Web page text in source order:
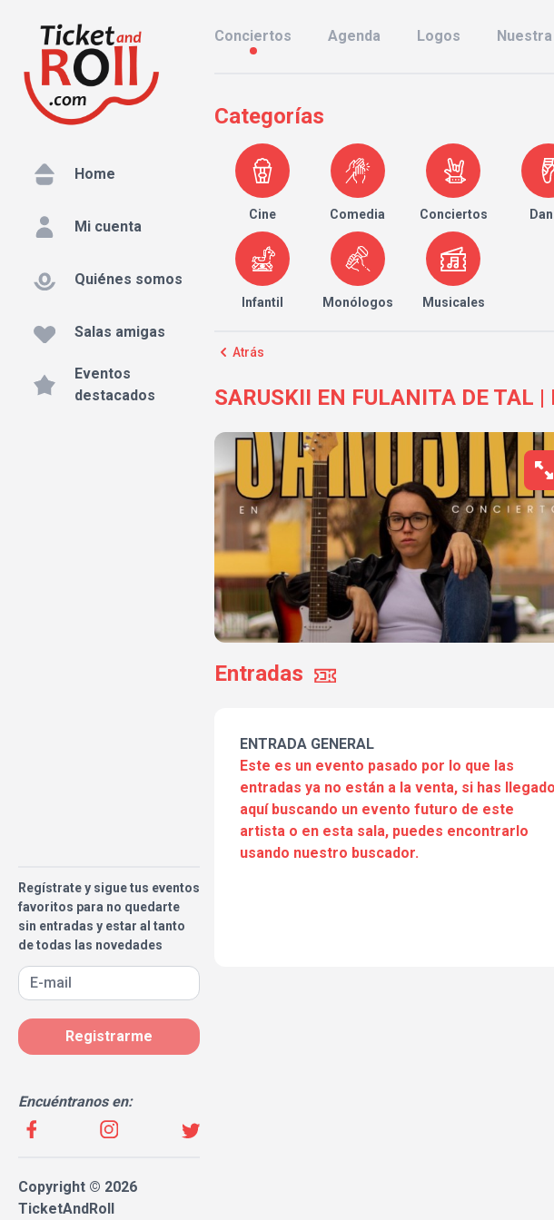
Home
Mi cuenta
Quiénes somos
Salas amigas
Eventos
destacados
Regístrate y sigue tus eventos
favoritos para no quedarte
sin entradas y estar al tanto
de todas las novedades
Registrarme
Encuéntranos en:
Copyright © 2026
TicketAndRoll
Conciertos Agenda Logos Nuestra
Categorías
Cine Comedia Conciertos
Infantil Monólogos Musicales
Atrás
SARUSKII EN FULANITA DE TAL
Entradas
ENTRADA GENERAL
Este es un evento pasado por lo que las
entradas ya no están a la venta, si has llegado
aquí buscando un evento futuro de este
artista o en esta sala, puedes encontrarlo
usando nuestro buscador.